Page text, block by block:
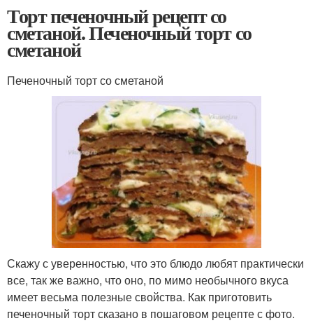
Торт печеночный рецепт со
сметаной. Печеночный торт со
сметаной
Печеночный торт со сметаной
Скажу с уверенностью, что это блюдо любят практически
все, так же важно, что оно, по мимо необычного вкуса
имеет весьма полезные свойства. Как приготовить
печеночный торт сказано в пошаговом рецепте с фото.